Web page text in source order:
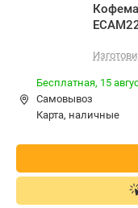
Бесплатная, 15
Самовывоз
карта, наличные